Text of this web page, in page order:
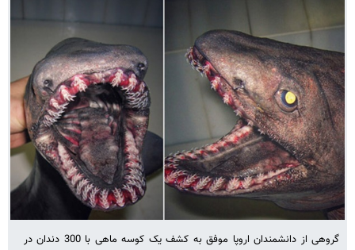
گروهی از دانشمندان اروپا موفق به کشف یک کوسه ماهی با 300 دندان در